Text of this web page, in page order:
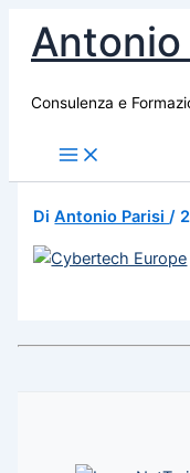
Antonio
Consulenza e
DiAntonio Parisi/